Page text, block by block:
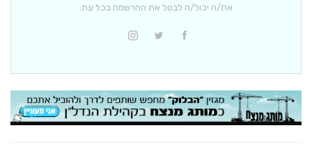
את/ה יכול/ה לבטל את ההרשמה בכל עת.